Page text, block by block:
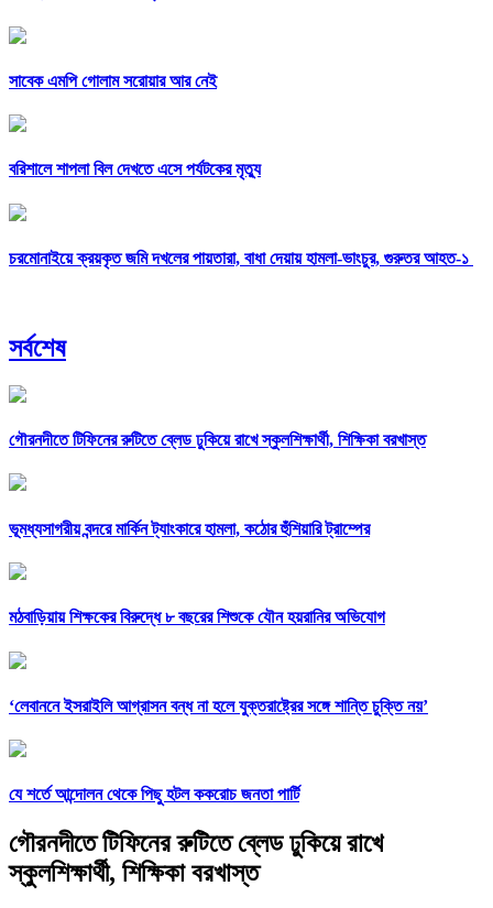
সাবেক এমপি গোলাম সরোয়ার আর নেই
বরিশালে শাপলা বিল দেখতে এসে পর্যটকের মৃত্যু
চরমোনাইয়ে ক্রয়কৃত জমি দখলের পায়তারা, বাধা দেয়ায় হামলা-ভাংচুর, গুরুতর আহত-১
সর্বশেষ
গৌরনদীতে টিফিনের রুটিতে ব্লেড ঢুকিয়ে রাখে স্কুলশিক্ষার্থী, শিক্ষিকা বরখাস্ত
ভূমধ্যসাগরীয় বন্দরে মার্কিন ট্যাংকারে হামলা, কঠোর হুঁশিয়ারি ট্রাম্পের
মঠবাড়িয়ায় শিক্ষকের বিরুদ্ধে ৮ বছরের শিশুকে যৌন হয়রানির অভিযোগ
‘লেবাননে ইসরাইলি আগ্রাসন বন্ধ না হলে যুক্তরাষ্ট্রের সঙ্গে শান্তি চুক্তি নয়’
যে শর্তে আন্দোলন থেকে পিছু হটল ককরোচ জনতা পার্টি
গৌরনদীতে টিফিনের রুটিতে ব্লেড ঢুকিয়ে রাখে
স্কুলশিক্ষার্থী, শিক্ষিকা বরখাস্ত